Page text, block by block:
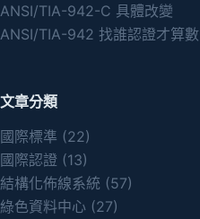
ANSI/TIA-942-C 具體改變
ANSI/TIA-942 找誰認證才算數
文章分類
國際標準 (22)
國際認證 (13)
結構化佈線系統 (57)
綠色資料中心 (27)